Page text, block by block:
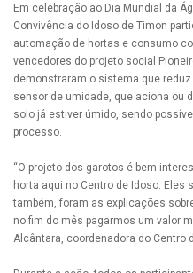
Em celebração ao Dia Mundial da
Convivência do Idoso de Timon
automação de hortas e consumo
vencedores do projeto social
demonstraram o sistema que
sensor de umidade, que aciona ou
solo já estiver úmido, sendo
processo.
“O projeto dos garotos é bem
horta aqui no Centro de Idoso. Eles
também, foram as explicações
no fim do mês pagarmos um valor
Alcântara, coordenadora do Centro